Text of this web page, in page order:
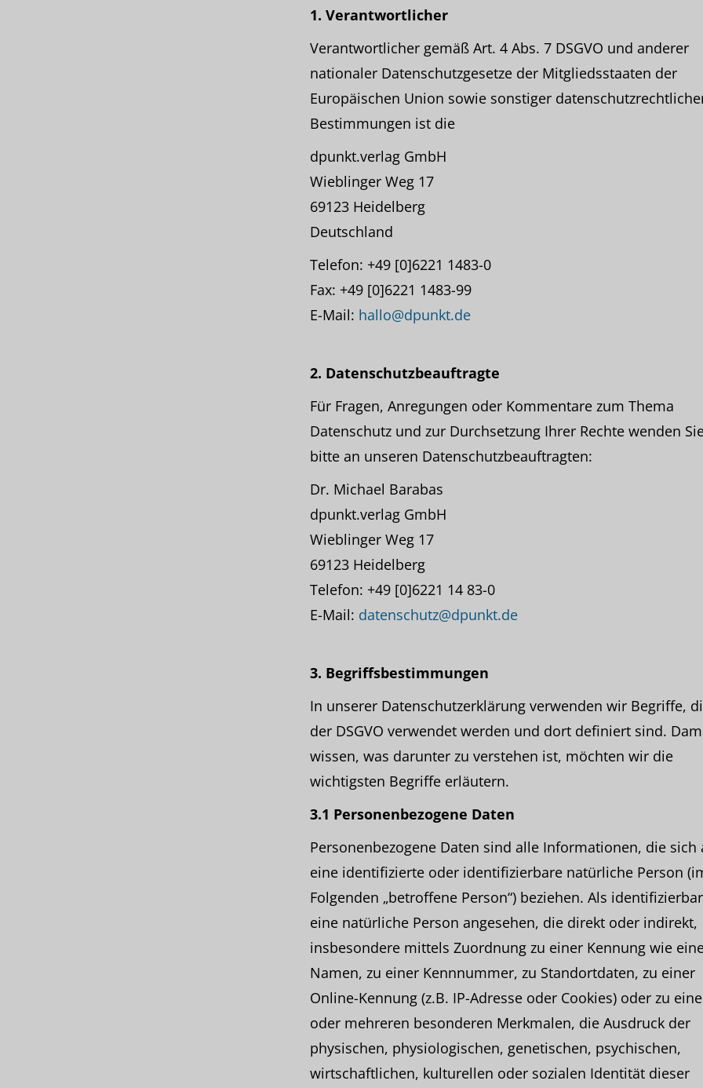
1. Verantwortlicher
Verantwortlicher gemäß Art. 4 Abs. 7 DSGVO und anderer
nationaler Datenschutzgesetze der Mitgliedsstaaten der
Europäischen Union sowie sonstiger
Bestimmungen ist die
dpunkt.verlag GmbH
Wieblinger Weg 17
69123 Heidelberg
Deutschland
Telefon: +49 [0]6221 1483-0
Fax: +49 [0]6221 1483-99
E-Mail: hallo@dpunkt.de
2. Datenschutzbeauftragte
Für Fragen, Anregungen oder Kommentare zum Thema
Datenschutz und zur Durchsetzung Ihrer Rechte wenden
bitte an unseren Datenschutzbeauftragten:
Dr. Michael Barabas
dpunkt.verlag GmbH
Wieblinger Weg 17
69123 Heidelberg
Telefon: +49 [0]6221 14 83-0
E-Mail: datenschutz@dpunkt.de
3. Begriffsbestimmungen
In unserer Datenschutzerklärung verwenden wir Begriffe,
der DSGVO verwendet werden und dort definiert sind.
wissen, was darunter zu verstehen ist, möchten wir die
wichtigsten Begriffe erläutern.
3.1 Personenbezogene Daten
Personenbezogene Daten sind alle Informationen, die sich
eine identifizierte oder identifizierbare natürliche Person
Folgenden „betroffene Person“) beziehen. Als
eine natürliche Person angesehen, die direkt oder indirekt,
insbesondere mittels Zuordnung zu einer Kennung wie
Namen, zu einer Kennnummer, zu Standortdaten, zu einer
Online-Kennung (z.B. IP-Adresse oder Cookies) oder zu
oder mehreren besonderen Merkmalen, die Ausdruck der
physischen, physiologischen, genetischen, psychischen,
wirtschaftlichen, kulturellen oder sozialen Identität dieser